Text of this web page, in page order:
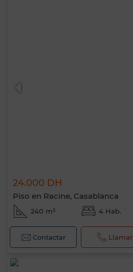
24.000 DH
Piso en Racine, Casablanca
240 m² 4 Hab.
Contactar Llamar